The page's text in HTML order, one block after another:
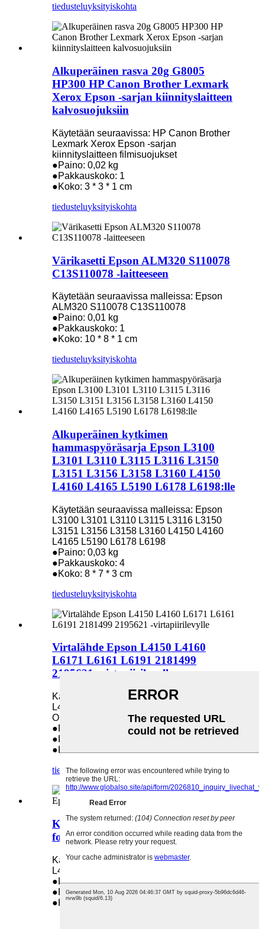
tiedusteluyksityiskohta
Alkuperäinen rasva 20g G8005
HP300 HP Canon Brother Lexmark
Xerox Epson -sarjan kiinnityslaitteen
kalvosuojuksiin
Käytetään seuraavissa: HP Canon Brother
Lexmark Xerox Epson -sarjan
kiinnityslaitteen filmisuojukset
●Paino: 0,02 kg
●Pakkauskoko: 1
●Koko: 3 * 3 * 1 cm
tiedusteluyksityiskohta
Värikasetti Epson ALM320 S110078
C13S110078 -laitteeseen
Käytetään seuraavissa malleissa: Epson
ALM320 S110078 C13S110078
●Paino: 0,01 kg
●Pakkauskoko: 1
●Koko: 10 * 8 * 1 cm
tiedusteluyksityiskohta
Alkuperäinen kytkimen
hammaspyöräsarja Epson L3100
L3101 L3110 L3115 L3116 L3150
L3151 L3156 L3158 L3160 L4150
L4160 L4165 L5190 L6178 L6198:lle
Käytetään seuraavissa malleissa: Epson
L3100 L3101 L3110 L3115 L3116 L3150
L3151 L3156 L3158 L3160 L4150 L4160
L4165 L5190 L6178 L6198
●Paino: 0,03 kg
●Pakkauskoko: 4
●Koko: 8 * 7 * 3 cm
tiedusteluyksityiskohta
Virtalähde Epson L4150 L4160
L6171 L6161 L6191 2181499
2195621 -virtapiirilevylle
Käytetään seuraavissa malleissa: Epson
L4150 L4160 L6171 L6161 L6191
OEM-numero: 2181499 2195621
●Paino: 0,6
●Pakkauskoko: 1
●Koko: 13 * 5 * 5 cm
tiedusteluyksityiskohta
Kit Limpeza ja CapTador Tinta Impr
for Epson L4150 L4160 1735794
Käytetään seuraavissa malleissa: Epson
L4150 L4160 1735794
●Paino: 0,25 kg
●Pakkauskoko: 1
●Koko: 14 * 10 * 9 cm